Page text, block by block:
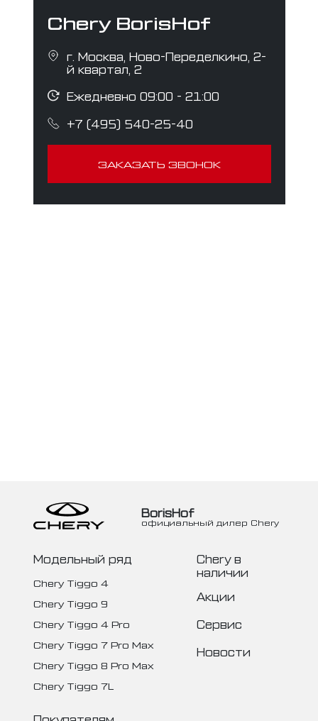
Chery BorisHof
г. Москва, Ново-Переделкино, 2-
й квартал, 2
Ежедневно 09:00 - 21:00
+7 (495) 540-25-40
ЗАКАЗАТЬ ЗВОНОК
BorisHof
официальный дилер Chery
Модельный ряд
Chery Tiggo 4
Chery Tiggo 9
Chery Tiggo 4 Pro
Chery Tiggo 7 Pro Max
Chery Tiggo 8 Pro Max
Chery Tiggo 7L
Chery в
наличии
Акции
Сервис
Новости